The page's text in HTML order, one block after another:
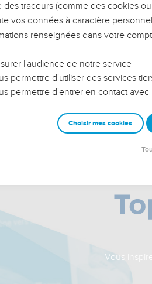
réussites, leur impact, leur foi ou leur
difficiles qu'ils ont traversés, alors
et responsables reviennent sur
pour avancer avec plus de sagesse
un ministère, une équipe, un
Vous
des traceurs (comme des cookies
vos données à caractère
renseignées dans votre
l'audience de notre service
permettre d'utiliser des services
permettre d'entrer en contact
Choisir mes cookies